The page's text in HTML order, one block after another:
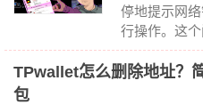
停地提示网
行操作。这
TPwallet怎么删除地址？
包